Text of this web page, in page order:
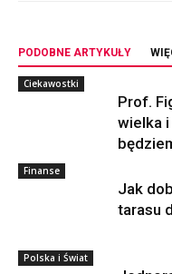
PODOBNE ARTYKUŁY
Ciekawostki
Prof.
wielka
Finanse
Jak
tarasu
Polska i Świat